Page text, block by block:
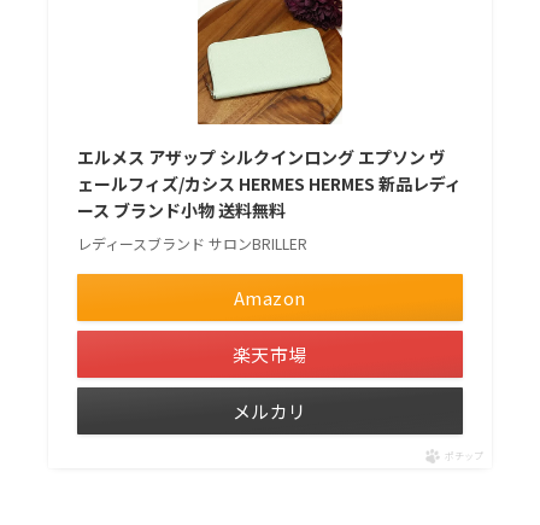
エルメス アザップ シルクインロング エプソン ヴ
ェールフィズ/カシス HERMES HERMES 新品レディ
ース ブランド小物 送料無料
レディースブランド サロンBRILLER
Amazon
楽天市場
メルカリ
ポチップ